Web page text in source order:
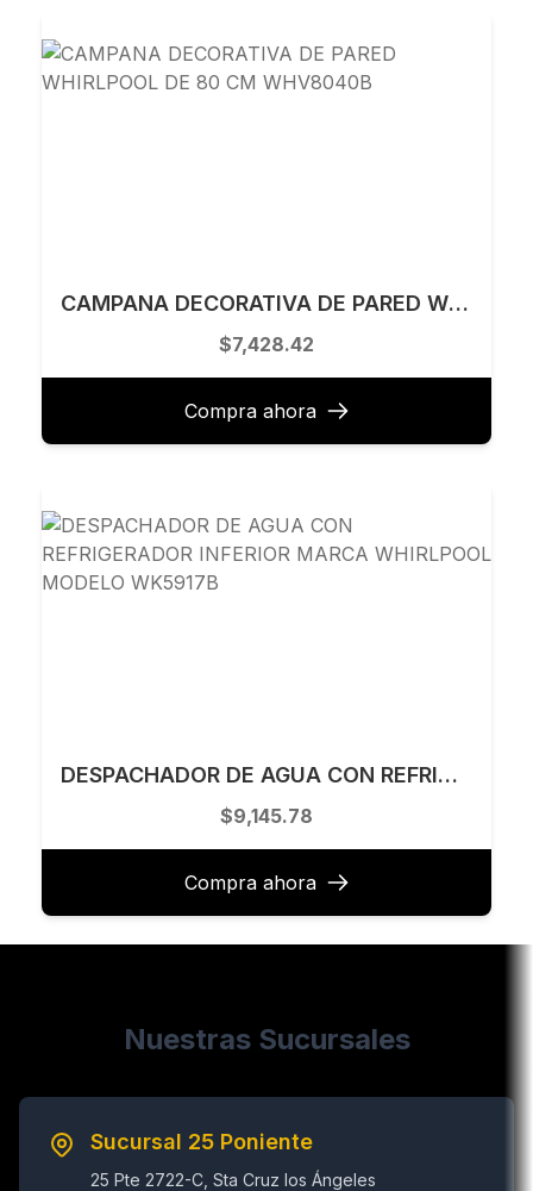
CAMPANA DECORATIVA DE PARED WHIRLPOOL DE 80 CM WHV8040B
$7,428.42
Compra ahora
DESPACHADOR DE AGUA CON REFRIGERADOR INFERIOR MARCA WHIRLPOOL MODELO WK5917B
$9,145.78
Compra ahora
Nuestras Sucursales
Sucursal 25 Poniente
25 Pte 2722-C, Sta Cruz los Ángeles